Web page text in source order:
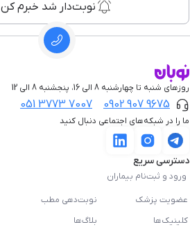
نوبت‌دار شد خبرم کن
روزهای شنبه تا چهارشنبه 8 الی 16، پنجشنبه 8 الی 12
0902 907 9675
051 3773 7007
ما را در شبکه‌های اجتماعی دنبال کنید
دسترسی سریع
ورود و ثبت‌نام بیماران
عضویت پزشک
نوبت‌دهی مطب
کلینیک‌ها
بلاگ‌ها